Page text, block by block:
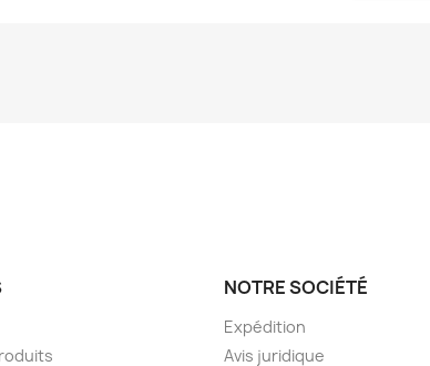
NOTRE SOCIÉTÉ
Expédition
Avis juridique